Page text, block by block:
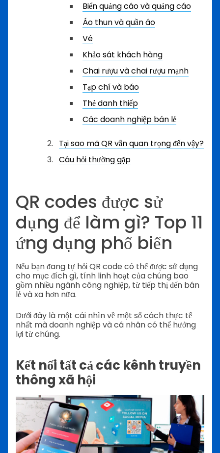
Biển quảng cáo và quảng cáo
Áo thun và quần áo
Vé
Khảo sát khách hàng
Chai rượu và chai rượu mạnh
Tạp chí và báo
Thẻ danh thiếp
Các doanh nghiệp bán lẻ
Tại sao mã QR vẫn quan trọng đến vậy?
Câu hỏi thường gặp
QR codes được sử
dụng để làm gì? Top 11
ứng dụng phổ biến
Nếu bạn đang tự hỏi QR code có thể được sử dụng
cho mục đích gì, tính linh hoạt của chúng bao
gồm nhiều ngành công nghiệp, từ tiếp thị đến bán
lẻ và xa hơn nữa.
Dưới đây là một cái nhìn về một số cách thực tế
nhất mà doanh nghiệp và cá nhân có thể hưởng
lợi từ chúng.
Kết nối tất cả các kênh truyền
thông xã hội